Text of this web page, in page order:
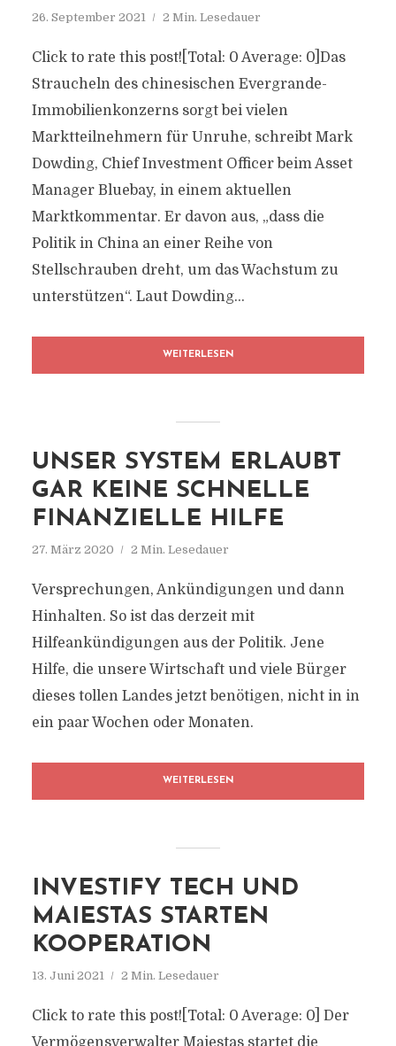
26. September 2021 2 Min. Lesedauer
Click to rate this post![Total: 0 Average: 0]Das
Straucheln des chinesischen Evergrande-
Immobilienkonzerns sorgt bei vielen
Marktteilnehmern für Unruhe, schreibt Mark
Dowding, Chief Investment Officer beim Asset
Manager Bluebay, in einem aktuellen
Marktkommentar. Er davon aus, „dass die
Politik in China an einer Reihe von
Stellschrauben dreht, um das Wachstum zu
unterstützen“. Laut Dowding...
WEITERLESEN
UNSER SYSTEM ERLAUBT
GAR KEINE SCHNELLE
FINANZIELLE HILFE
27. März 2020 2 Min. Lesedauer
Versprechungen, Ankündigungen und dann
Hinhalten. So ist das derzeit mit
Hilfeankündigungen aus der Politik. Jene
Hilfe, die unsere Wirtschaft und viele Bürger
dieses tollen Landes jetzt benötigen, nicht in in
ein paar Wochen oder Monaten.
WEITERLESEN
INVESTIFY TECH UND
MAIESTAS STARTEN
KOOPERATION
13. Juni 2021 2 Min. Lesedauer
Click to rate this post![Total: 0 Average: 0] Der
Vermögensverwalter Maiestas startet die